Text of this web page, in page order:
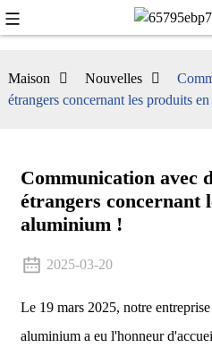
Maison Nouvelles
étrangers concernant les produits
Communication avec
étrangers concernant
aluminium !
2025-03-20
Le 19 mars 2025, notre
aluminium a eu l'honneur